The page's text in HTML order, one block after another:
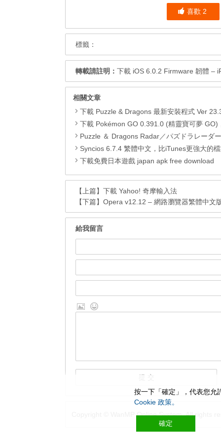
喜歡 2
標籤：
轉載請註明： 下載 iOS 6.0.2 Firmware 韌體 –
相關文章
下載 Puzzle & Dragons 最新安裝程式 Ver 23.3.2 日本版、港台版… (PAD Radar) (.apk)
下載 Pokémon GO 0.391.0 (精靈寶可夢 GO)，com.nianticlabs.pokemongo (.apk)
Puzzle ＆ Dragons Radar／パズドラレーダー 玩法及連動
Syncios 6.7.4 繁體中文，比iTunes更強大的檔案管理兼影片轉
下載免費日本遊戲 japan apk free download
【上篇】 下載 Yahoo! 奇摩輸入法
【下篇】 Opera v12.12 – 網路瀏覽器繁體中文
給我留言
Copyright © WanMP Online System. All rights
按一下「確定」，代表您允
Cookie 政策。
確定